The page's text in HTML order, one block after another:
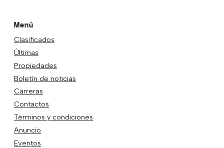
Menú
Clasificados
Últimas
Propiedades
Boletín de noticias
Carreras
Contactos
Términos y condiciones
Anuncio
Eventos